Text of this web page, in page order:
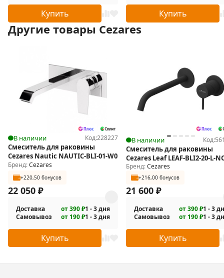
Купить Купить
Другие товары Cezares
В наличии Код:228227
Смеситель для раковины
Cezares Nautic NAUTIC-BLI-01-W0
Бренд:Cezares
+220,50 бонусов
22 050 ₽
Доставка от 390 ₽1 - 3 дня
Самовывоз
от 190 ₽1 - 3 дня
Купить
В наличии Код:
Смеситель для раковины
Cezares Leaf LEAF-BLI2-20-L-
Бренд:Cezares
+216,00 бонусов
21 600 ₽
Доставка от 390 ₽1 - 3
Самовывоз
от 190 ₽1 - 3
Купить